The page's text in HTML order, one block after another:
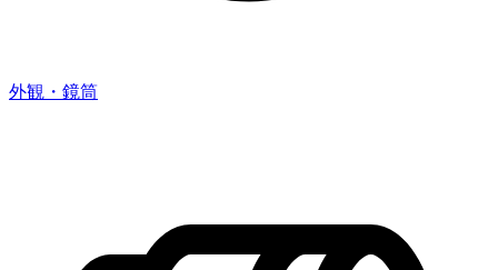
外観・鏡筒